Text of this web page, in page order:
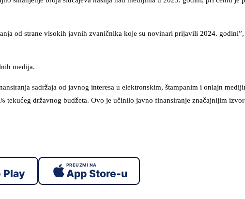
od strane visokih javnih zvaničnika koje su novinari prijavili 2024.
medija.
sadržaja od javnog interesa u elektronskim, štampanim i onlajn
tekućeg državnog budžeta. Ovo je učinilo javno finansiranje značajnijim
Play
PREUZMI NA
App Store-u